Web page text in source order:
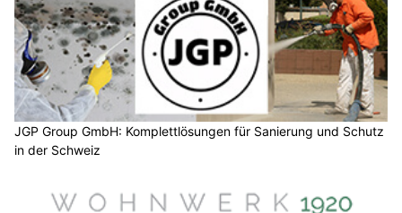
JGP Group GmbH: Komplettlösungen für Sanierung und Schutz
in der Schweiz